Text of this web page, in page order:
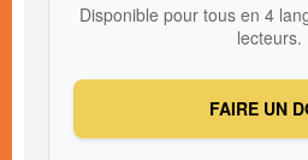
Disponible pour tous en 4
lecteurs.
FAIRE UN